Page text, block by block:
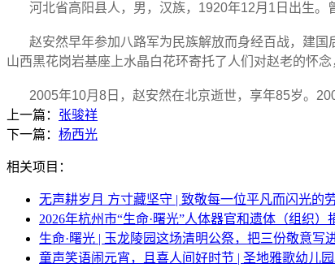
河北省高阳县人，男，汉族， 1920年12月 1 日 出生。
赵安然早年参加八路军为民族解放而身经百战，建
山西黑花岗岩基座上水晶白花环寄托了人们对赵老的怀
2005年10月 8 日 ， 赵安然在北京逝世，享年85岁。
上一篇： 张骏祥
下一篇： 杨西光
相关项目：
无声耕岁月 方寸藏坚守 | 致敬每一位平凡而闪光的
2026年杭州市“生命·曙光”人体器官和遗体（组织）
生命·曙光 | 玉龙陵园这场清明公祭，把三份敬意写
童声笑语闹元宵，且喜人间好时节 | 圣地雅歌幼儿